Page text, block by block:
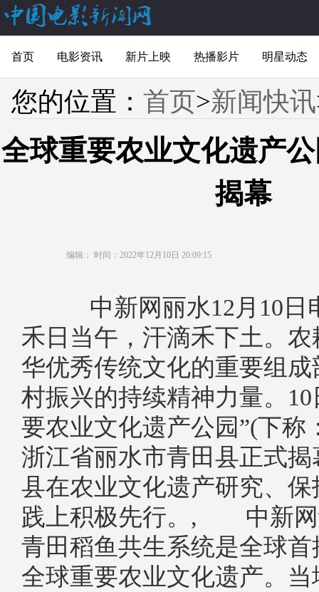
首页 电影资讯 新片上映 热播影片 明星动态
您的位置： 首页>新闻快讯
全球重要农业文化遗产
揭幕
编辑： 时间：2022年12月10日 20:09:15
中新网丽水12月10日
禾日当午，汗滴禾下土。
华优秀传统文化的重要组
村振兴的持续精神力量。10
要农业文化遗产公园”(下称
浙江省丽水市青田县正式
县在农业文化遗产研究、
践上积极先行。, 中新网
青田稻鱼共生系统是全球
全球重要农业文化遗产。